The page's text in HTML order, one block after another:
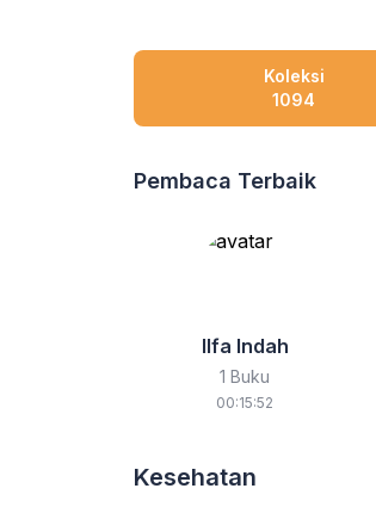
Koleksi
1094
Pembaca Terbaik
Ilfa Indah
1 Buku
00:15:52
Kesehatan